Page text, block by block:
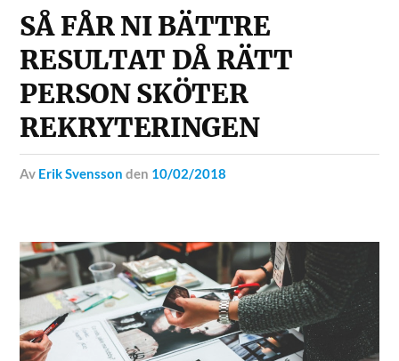
SÅ FÅR NI BÄTTRE
RESULTAT DÅ RÄTT
PERSON SKÖTER
REKRYTERINGEN
av Erik Svensson den 10/02/2018